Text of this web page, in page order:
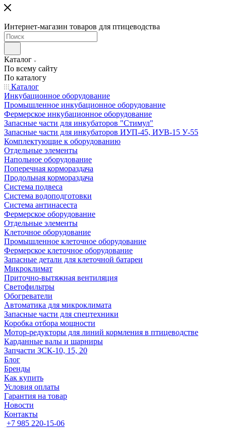
Интернет-магазин товаров для птицеводства
Каталог
По всему сайту
По каталогу
Каталог
Инкубационное оборудование
Промышленное инкубационное оборудование
Фермерское инкубационное оборудование
Запасные части для инкубаторов "Стимул"
Запасные части для инкубаторов ИУП-45, ИУВ-15 У-55
Комплектующие к оборудованию
Отдельные элементы
Напольное оборудование
Поперечная кормораздача
Продольная кормораздача
Система подвеса
Система водоподготовки
Система антинасеста
Фермерское оборудование
Отдельные элементы
Клеточное оборудование
Промышленное клеточное оборудование
Фермерское клеточное оборудование
Запасные детали для клеточной батареи
Микроклимат
Приточно-вытяжная вентиляция
Светофильтры
Обогреватели
Автоматика для микроклимата
Запасные части для спецтехники
Коробка отбора мощности
Мотор-редукторы для линий кормления в птицеводстве
Карданные валы и шарниры
Запчасти ЗСК-10, 15, 20
Блог
Бренды
Как купить
Условия оплаты
Гарантия на товар
Новости
Контакты
+7 985 220-15-06